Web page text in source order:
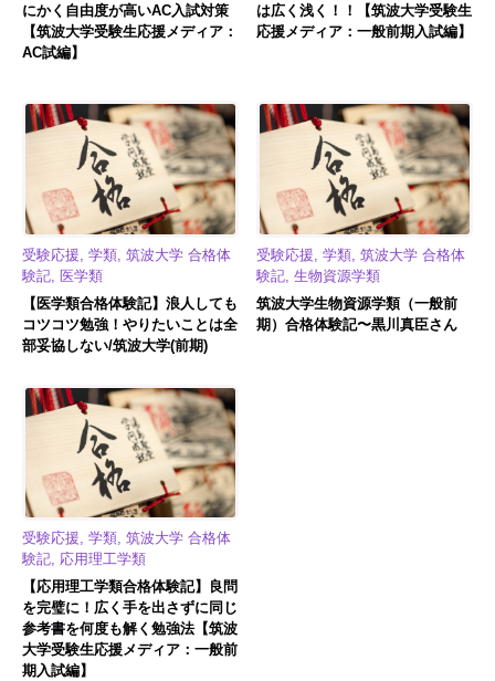
にかく自由度が高いAC入試対策
【筑波大学受験生応援メディア：
AC試編】
は広く浅く！！【筑波大学受験生
応援メディア：一般前期入試編】
受験応援, 学類, 筑波大学 合格体
験記, 医学類
【医学類合格体験記】浪人しても
コツコツ勉強！やりたいことは全
部妥協しない/筑波大学(前期)
受験応援, 学類, 筑波大学 合格体
験記, 生物資源学類
筑波大学生物資源学類（一般前
期）合格体験記〜黒川真臣さん
受験応援, 学類, 筑波大学 合格体
験記, 応用理工学類
【応用理工学類合格体験記】良問
を完璧に！広く手を出さずに同じ
参考書を何度も解く勉強法【筑波
大学受験生応援メディア：一般前
期入試編】